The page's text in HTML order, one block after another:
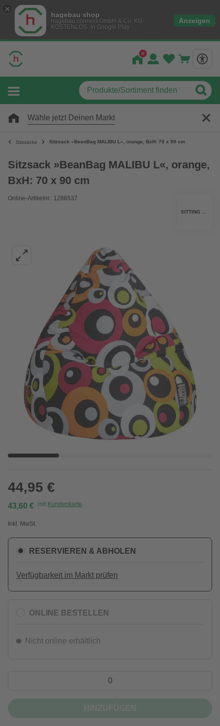
hagebau shop
hagebau connect GmbH & Co. KG
KOSTENLOS- In Google Play
Anzeigen
Wähle jetzt Deinen Markt
Sitzsäcke Sitzsack »BeanBag MALIBU L«, orange, BxH: 70 x 90 cm
Sitzsack »BeanBag MALIBU L«, orange,
BxH: 70 x 90 cm
Online-Artikelnr.: 1286537
44,95 €
43,60 € mit Kundenkarte
Inkl. MwSt.
RESERVIEREN & ABHOLEN
Verfügbarkeit im Markt prüfen
ONLINE BESTELLEN
Nicht online erhältlich